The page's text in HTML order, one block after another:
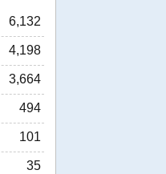
6,132
4,198
3,664
494
101
35